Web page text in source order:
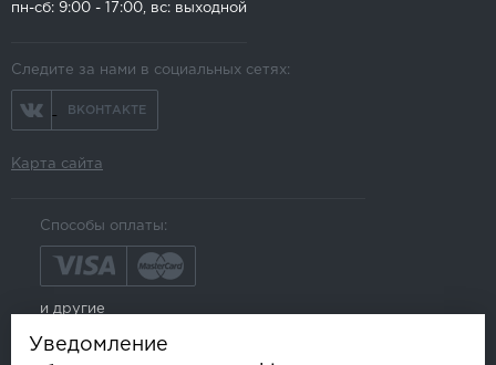
пн-сб: 9:00 - 17:00, вс: выходной
Следите за нами в социальных сетях:
ВКОНТАКТЕ
Карта сайта
Способы оплаты:
и другие
Уведомление